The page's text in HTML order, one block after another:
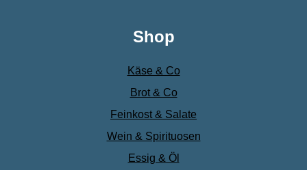
Shop
Käse & Co
Brot & Co
Feinkost & Salate
Wein & Spirituosen
Essig & Öl